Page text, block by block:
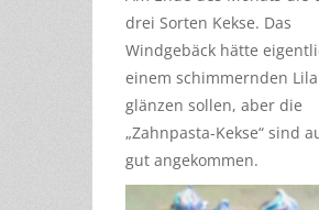
drei Sorten Kekse. Das
Windgebäck hätte
einem schimmernden Lila
glänzen sollen, aber die
„Zahnpasta-Kekse“ sind
gut angekommen.